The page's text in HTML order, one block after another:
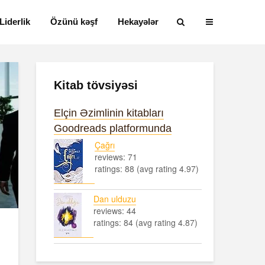
Liderlik Özünü kəşf Hekayələr
Kitab tövsiyəsi
Elçin Əzimlinin kitabları
Goodreads platformunda
Çağrı
reviews: 71
ratings: 88 (avg rating 4.97)
Dan ulduzu
reviews: 44
ratings: 84 (avg rating 4.87)
Alfred Adler və